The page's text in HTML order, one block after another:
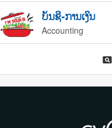
ບັນຊີ-ການເງິນ
Accounting
pageview